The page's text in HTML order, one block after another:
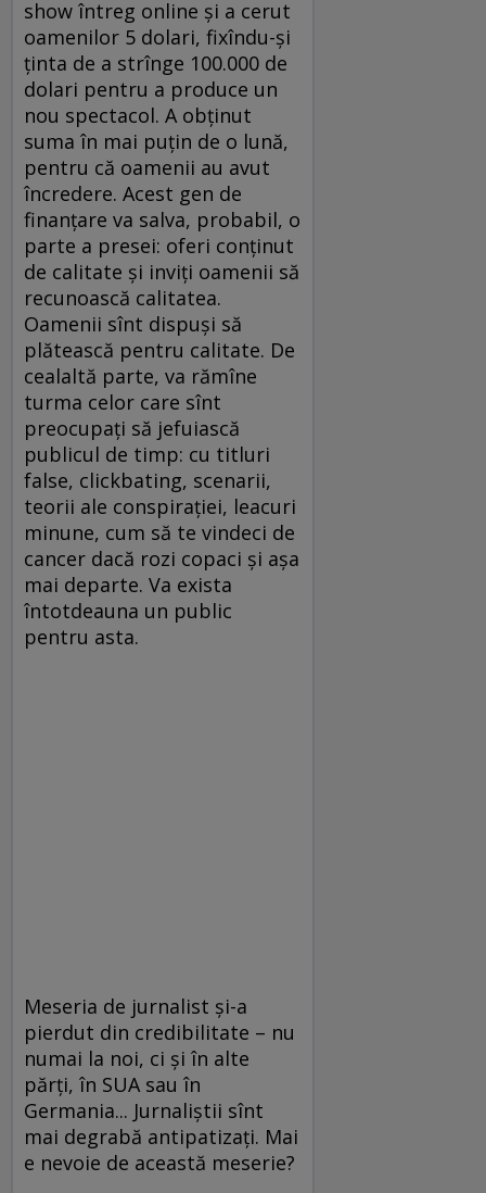
show întreg online și a cerut
oamenilor 5 dolari, fixîndu-și
ținta de a strînge 100.000 de
dolari pentru a produce un
nou spectacol. A obținut
suma în mai puțin de o lună,
pentru că oamenii au avut
încredere. Acest gen de
finanțare va salva, probabil, o
parte a presei: oferi conținut
de calitate și inviți oamenii să
recunoască calitatea.
Oamenii sînt dispuși să
plătească pentru calitate. De
cealaltă parte, va rămîne
turma celor care sînt
preocupați să jefuiască
publicul de timp: cu titluri
false, clickbating, scenarii,
teorii ale conspirației, leacuri
minune, cum să te vindeci de
cancer dacă rozi copaci și așa
mai departe. Va exista
întotdeauna un public
pentru asta.
Meseria de jurnalist și-a
pierdut din credibilitate – nu
numai la noi, ci și în alte
părți, în SUA sau în
Germania... Jurnaliștii sînt
mai degrabă antipatizați. Mai
e nevoie de această meserie?